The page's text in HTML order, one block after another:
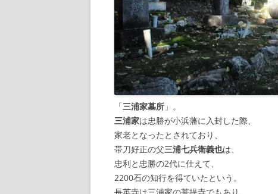
「三浦家墓所 」。
三浦家は忠勝が小浜藩に入封した際、
家老となったとされており、
帯刀好正の父三浦七兵衛義也は、
忠利と忠勝の2代に仕えて、
2200石の知行を得ていたという。